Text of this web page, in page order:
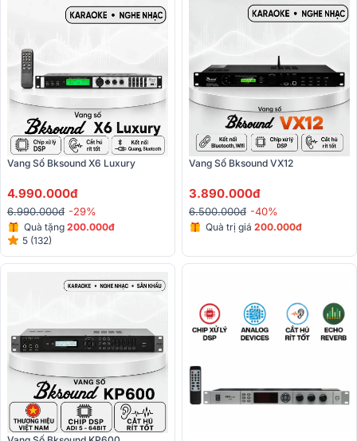
Vang Số Bksound X6 Luxury
4.990.000đ
6.990.000đ -29%
Quà tặng 200.000đ
5 (132)
Vang Số Bksound VX12
3.890.000đ
6.500.000đ -40%
Quà trị giá 200.000đ